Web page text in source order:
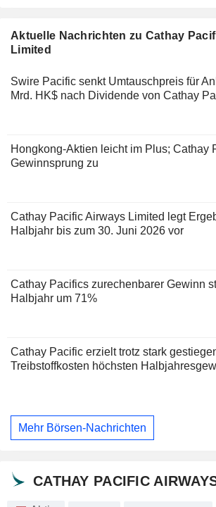
Aktuelle Nachrichten zu Cathay
Limited
Swire Pacific senkt Umtauschpreis für
Mrd. HK$ nach Dividende von Cathay
Hongkong-Aktien leicht im Plus; Cathay
Gewinnsprung zu
Cathay Pacific Airways Limited legt
Halbjahr bis zum 30. Juni 2026 vor
Cathay Pacifics zurechenbarer Gewinn
Halbjahr um 71%
Cathay Pacific erzielt trotz stark
Treibstoffkosten höchsten
Mehr Börsen-Nachrichten
CATHAY PACIFIC